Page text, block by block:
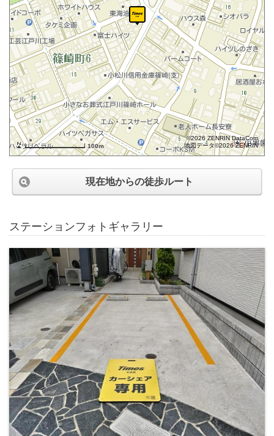
100m
©2026 ZENRIN DataCom
地図データ©2026 ZENRIN
現在地からの徒歩ルート
ステーションフォトギャラリー